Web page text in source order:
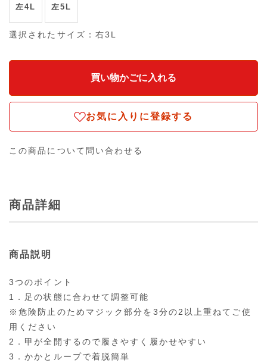
左4L 左5L
選択されたサイズ：右3L
お気に入りに登録する
この商品について問い合わせる
商品詳細
商品説明
3つのポイント
1．足の状態に合わせて調整可能
※危険防止のためマジック部分を3分の2以上重ねてご使
用ください
2．甲が全開するので履きやすく履かせやすい
3．かかとループで着脱簡単